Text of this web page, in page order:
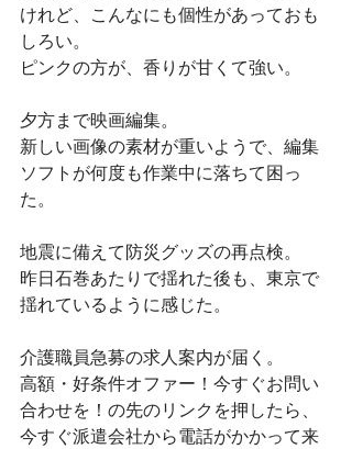
けれど、こんなにも個性があっておも
しろい。
ピンクの方が、香りが甘くて強い。
夕方まで映画編集。
新しい画像の素材が重いようで、編集
ソフトが何度も作業中に落ちて困っ
た。
地震に備えて防災グッズの再点検。
昨日石巻あたりで揺れた後も、東京で
揺れているように感じた。
介護職員急募の求人案内が届く。
高額・好条件オファー！今すぐお問い
合わせを！の先のリンクを押したら、
今すぐ派遣会社から電話がかかって来